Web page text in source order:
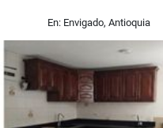
En: Envigado, Antioquia